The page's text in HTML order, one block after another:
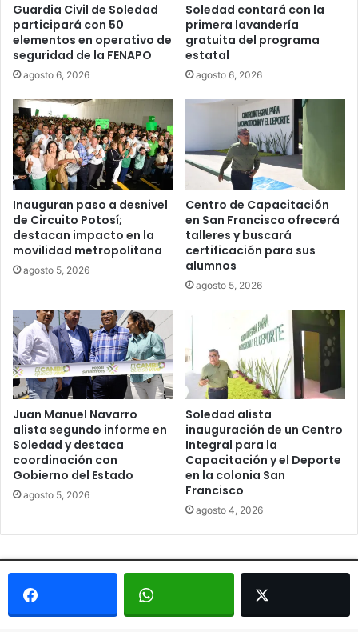
Guardia Civil de Soledad
participará con 50
elementos en operativo de
seguridad de la FENAPO
agosto 6, 2026
Soledad contará con la
primera lavandería
gratuita del programa
estatal
agosto 6, 2026
Inauguran paso a desnivel
de Circuito Potosí;
destacan impacto en la
movilidad metropolitana
agosto 5, 2026
Centro de Capacitación
en San Francisco ofrecerá
talleres y buscará
certificación para sus
alumnos
agosto 5, 2026
Juan Manuel Navarro
alista segundo informe en
Soledad y destaca
coordinación con
Gobierno del Estado
agosto 5, 2026
Soledad alista
inauguración de un Centro
Integral para la
Capacitación y el Deporte
en la colonia San
Francisco
agosto 4, 2026
© Copyright 2026, Todos los derechos reservados - Metrópoli
San Luis 2013 |